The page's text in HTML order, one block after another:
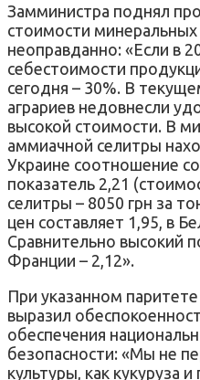
Замминистра поднял
стоимости
неоправданно: «Если в
себестоимости
сегодня – 30%. В
аграриев недовнесли
высокой стоимости. В
аммиачной селитры
Украине соотношение
показатель 2,21
селитры – 8050 грн за
цен составляет 1,95, в
Сравнительно высокий
Франции – 2,12».
При указанном
выразил
обеспечения
безопасности: «Мы не
культуры, как кукуруза